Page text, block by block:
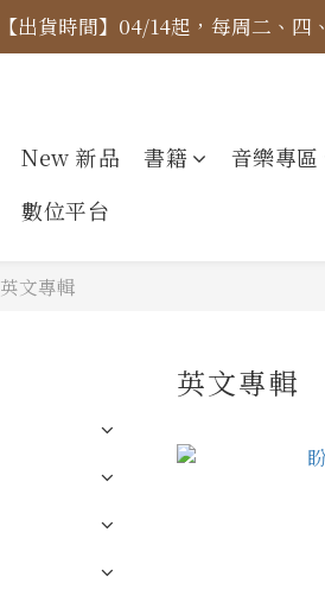
【價格
【出貨時間】04/14起，每周二、
【價
New 新品 書籍 音樂專區
數位平台
英文專輯
英文專輯